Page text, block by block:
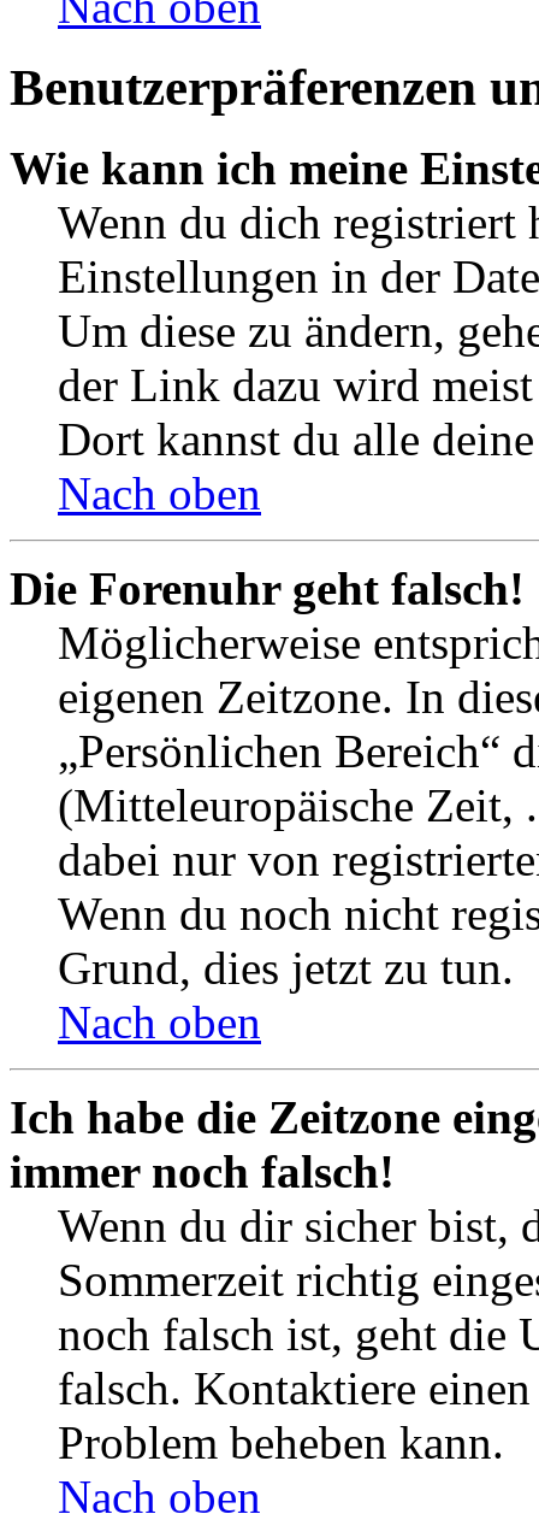
Benutzerpräferenzen
Wie kann ich meine
Wenn du dich registriert
Einstellungen in der
Um diese zu ändern,
der Link dazu wird
Dort kannst du alle
Nach oben
Die Forenuhr geht falsch!
Möglicherweise
eigenen Zeitzone. In
„Persönlichen Bereich“
(Mitteleuropäische Zeit,
dabei nur von
Wenn du noch nicht
Grund, dies jetzt zu tun.
Nach oben
Ich habe die Zeitzone
immer noch falsch!
Wenn du dir sicher bist,
Sommerzeit richtig
noch falsch ist, geht die
falsch. Kontaktiere
Problem beheben kann.
Nach oben